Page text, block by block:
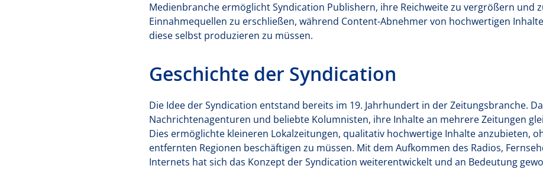
Medienbranche ermöglicht Syndication Publishern, ihre Reichweite zu vergrößern und
Einnahmequellen zu erschließen, während Content-Abnehmer von hochwertigen
diese selbst produzieren zu müssen.
Geschichte der Syndication
Die Idee der Syndication entstand bereits im 19. Jahrhundert in der Zeitungsbranche.
Nachrichtenagenturen und beliebte Kolumnisten, ihre Inhalte an mehrere Zeitungen
Dies ermöglichte kleineren Lokalzeitungen, qualitativ hochwertige Inhalte anzubieten,
entfernten Regionen beschäftigen zu müssen. Mit dem Aufkommen des Radios,
Internets hat sich das Konzept der Syndication weiterentwickelt und an Bedeutung